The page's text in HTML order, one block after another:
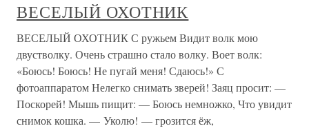
ВЕСЕЛЫЙ ОХОТНИК
ВЕСЕЛЫЙ ОХОТНИК С ружьем Видит волк мою
двустволку. Очень страшно стало волку. Воет волк:
«Боюсь! Боюсь! Не пугай меня! Сдаюсь!» С
фотоаппаратом Нелегко снимать зверей! Заяц просит: —
Поскорей! Мышь пищит: — Боюсь немножко, Что увидит
снимок кошка. — Уколю! — грозится ёж,